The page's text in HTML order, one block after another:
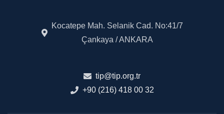
Kocatepe Mah. Selanik Cad. No:41/7
Çankaya / ANKARA
tip@tip.org.tr
+90 (216) 418 00 32